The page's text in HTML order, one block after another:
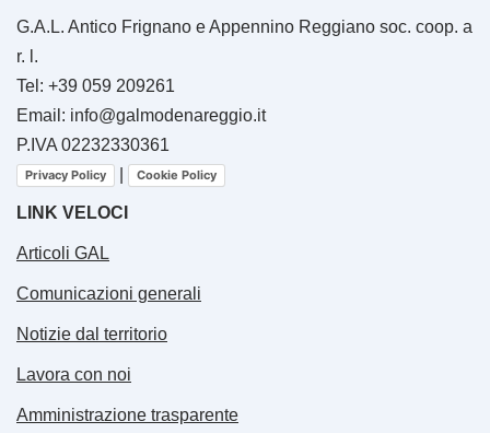
G.A.L. Antico Frignano e Appennino Reggiano soc. coop. a
r. l.
Tel: +39 059 209261
Email: info@galmodenareggio.it
P.IVA 02232330361
Privacy Policy Cookie Policy
LINK VELOCI
Articoli GAL
Comunicazioni generali
Notizie dal territorio
Lavora con noi
Amministrazione trasparente